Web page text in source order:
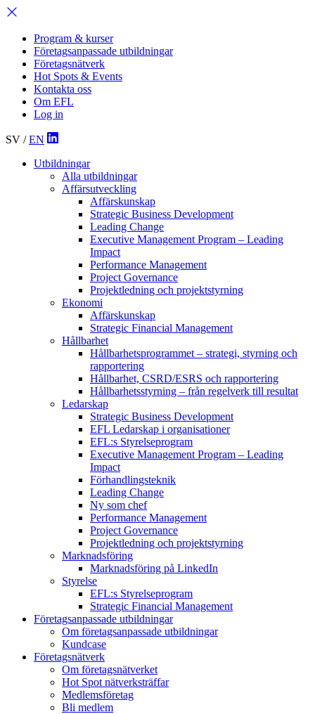
Program & kurser
Företagsanpassade utbildningar
Företagsnätverk
Hot Spots & Events
Kontakta oss
Om EFL
Log in
SV /EN
Utbildningar
Alla utbildningar
Affärsutveckling
Affärskunskap
Strategic Business Development
Leading Change
Executive Management Program – Leading
Impact
Performance Management
Project Governance
Projektledning och projektstyrning
Ekonomi
Affärskunskap
Strategic Financial Management
Hållbarhet
Hållbarhetsprogrammet – strategi, styrning och
rapportering
Hållbarhet, CSRD/ESRS och rapportering
Hållbarhetsstyrning – från regelverk till resultat
Ledarskap
Strategic Business Development
EFL Ledarskap i organisationer
EFL:s Styrelseprogram
Executive Management Program – Leading
Impact
Förhandlingsteknik
Leading Change
Ny som chef
Performance Management
Project Governance
Projektledning och projektstyrning
Marknadsföring
Marknadsföring på LinkedIn
Styrelse
EFL:s Styrelseprogram
Strategic Financial Management
Företagsanpassade utbildningar
Om företagsanpassade utbildningar
Kundcase
Företagsnätverk
Om företagsnätverket
Hot Spot nätverksträffar
Medlemsföretag
Bli medlem